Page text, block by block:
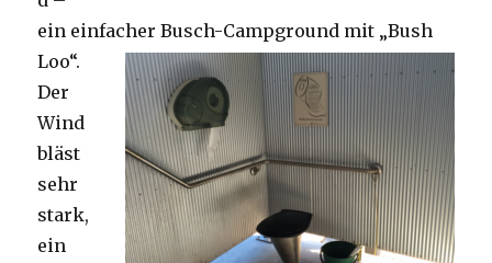
ein einfacher Busch-Campground mit „Bush
Loo“.
Der
Wind
bläst
sehr
stark,
ein